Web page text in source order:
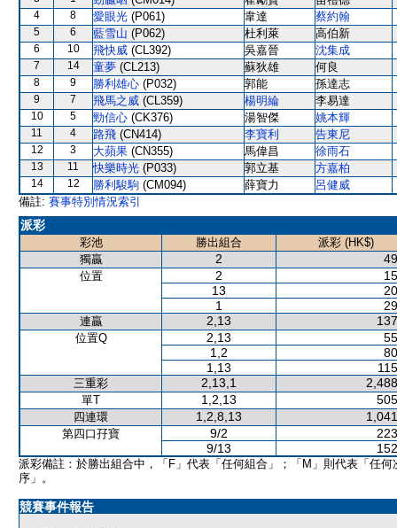
4 8 愛眼光 (P061) 韋達 蔡約翰
5 6 藍雪山 (P062) 杜利萊 高伯新
6 10 飛快威 (CL392) 吳嘉晉 沈集成
7 14 童夢 (CL213) 蘇狄雄 何良
8 9 勝利雄心 (P032) 郭能 孫達志
9 7 飛馬之威 (CL359) 楊明綸 李易達
10 5 勁信心 (CK376) 湯智傑 姚本輝
11 4 路飛 (CN414) 李寶利 告東尼
12 3 大蘋果 (CN355) 馬偉昌 徐雨石
13 11 快樂時光 (P033) 郭立基 方嘉柏
14 12 勝利駿駒 (CM094) 薛寶力
呂健威
備註: 賽事特別情況索引
派彩
彩池 勝出組合
派彩 (HK$)
獨贏
2
位置 2
13
1
連贏 2,13
位置Q 2,13
1,2
1,13
三重彩 2,13,1
單T 1,2,13
四連環 1,2,8,13
第四口孖寶 9/2
9/13
派彩備註：於勝出組合中，「F」代表「任何組合」；「M」則代表「任何
序」。
競賽事件報告